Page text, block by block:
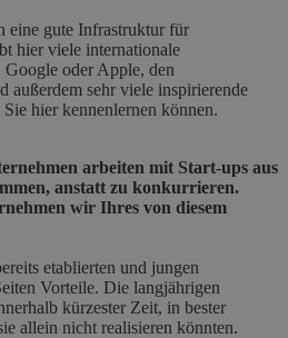
eine gute Infrastruktur für
hier viele internationale
oder Apple, den
außerdem sehr viele inspirierende
hier kennenlernen können.
arbeiten mit Start-ups aus
anstatt zu konkurrieren.
wir Ihres von diesem
etablierten und jungen
Vorteile. Die langjährigen
kürzester Zeit, in bester
allein nicht realisieren könnten.